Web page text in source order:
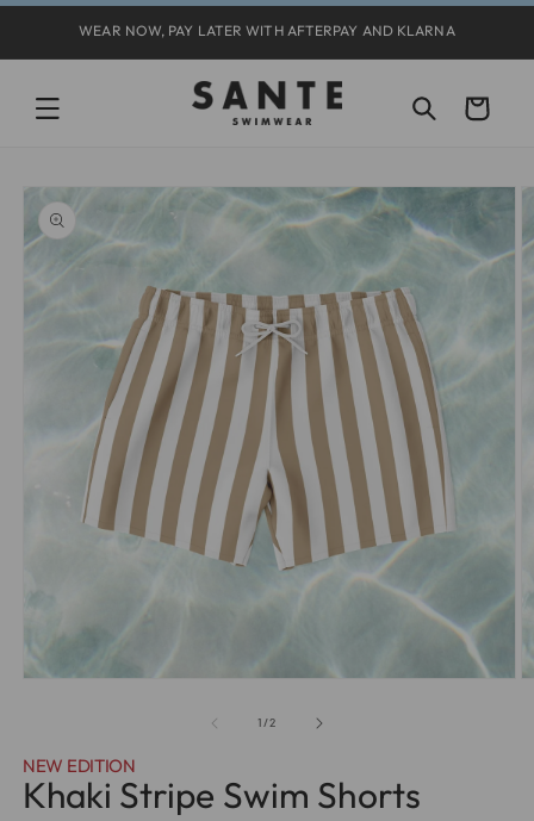
Ir
directamenteWEAR NOW, PAY LATER WITH AFTERPAY AND KLARNA
Carrito
directamente
a la
información
del producto
en
una
ventana
modal
1 /de
2
NEW EDITION
Khaki Stripe Swim Shorts